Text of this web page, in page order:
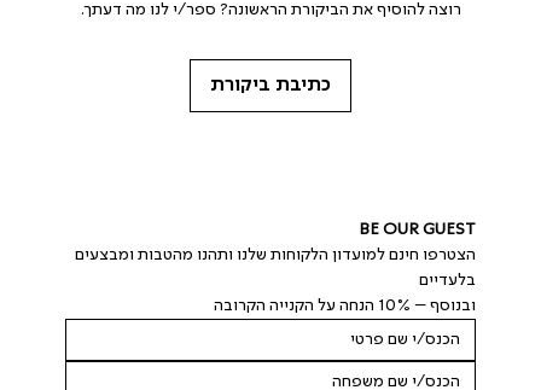
רוצה להוסיף את הביקורת הראשונה? ספר/י לנו מה דעתך.
כתיבת ביקורת
BE OUR GUEST
הצטרפו חינם למועדון הלקוחות שלנו ותהנו מהטבות ומבצעים
בלעדיים
ובנוסף – 10% הנחה על הקנייה הקרובה